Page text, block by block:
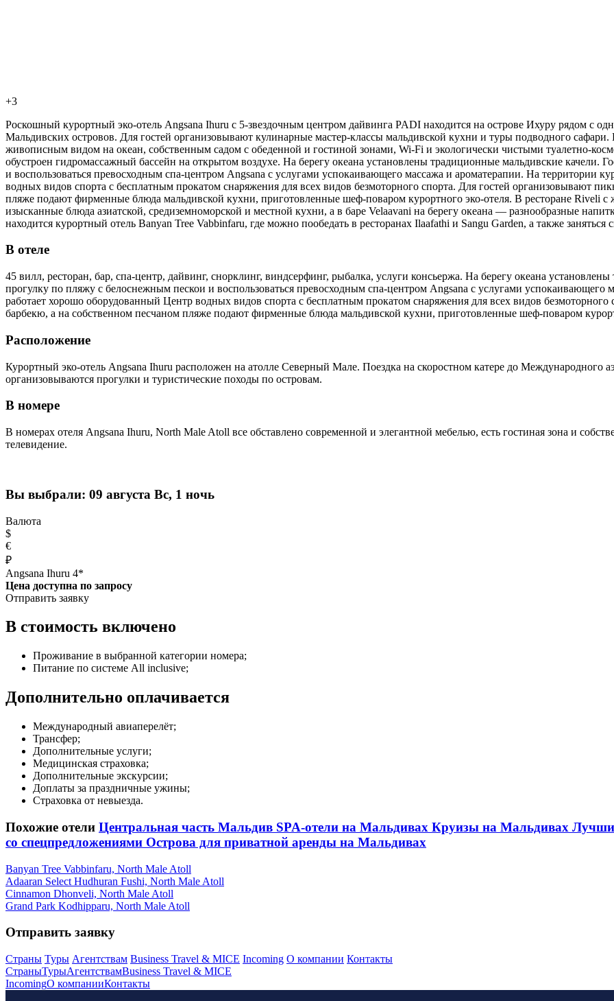
+3
Роскошный курортный эко-отель Angsana Ihuru с 5-звездочным центром дайвинга PADI находится на острове Ихуру рядом с
Мальдивских островов. Для гостей организовывают кулинарные мастер-классы мальдивской кухни и туры подводного
живописным видом на океан, собственным садом с обеденной и гостиной зонами, Wi-Fi и экологически чистыми туалетно-
обустроен гидромассажный бассейн на открытом воздухе. На берегу океана установлены традиционные мальдивские качели.
и воспользоваться превосходным спа-центром Angsana с услугами успокаивающего массажа и ароматерапии. На территории
водных видов спорта с бесплатным прокатом снаряжения для всех видов безмоторного спорта. Для гостей организовывают
пляже подают фирменные блюда мальдивской кухни, приготовленные шеф-поваром курортного эко-отеля. В ресторане Riveli
изысканные блюда азиатской, средиземноморской и местной кухни, а в баре Velaavani на берегу океана — разнообразные
находится курортный отель Banyan Tree Vabbinfaru, где можно пообедать в ресторанах Ilaafathi и Sangu Garden, а также
В отеле
45 вилл, ресторан, бар, спа-центр, дайвинг, снорклинг, виндсерфинг, рыбалка, услуги консьержа. На берегу океана
прогулку по пляжу с белоснежным пескои и воспользоваться превосходным спа-центром Angsana с услугами успокаивающего
работает хорошо оборудованный Центр водных видов спорта с бесплатным прокатом снаряжения для всех видов
барбекю, а на собственном песчаном пляже подают фирменные блюда мальдивской кухни, приготовленные шеф-поваром
Расположение
Курортный эко-отель Angsana Ihuru расположен на атолле Северный Мале. Поездка на скоростном катере до Международного
организовываются прогулки и туристические походы по островам.
В номере
В номерах отеля Angsana Ihuru, North Male Atoll все обставлено современной и элегантной мебелью, есть гостиная зона и
телевидение.
Вы выбрали: 09 августа Вс, 1 ночь
Валюта
$
€
₽
Angsana Ihuru 4*
Цена доступна по запросу
Отправить заявку
В стоимость включено
Проживание в выбранной категории номера;
Питание по системе All inclusive;
Дополнительно оплачивается
Международный авиаперелёт;
Трансфер;
Дополнительные услуги;
Медицинская страховка;
Дополнительные экскурсии;
Доплаты за праздничные ужины;
Страховка от невыезда.
Похожие отели Центральная часть Мальдив SPA-отели на Мальдивах Круизы на Мальдивах
со спецпредложениями Острова для приватной аренды на Мальдивах
Banyan Tree Vabbinfaru, North Male Atoll
Adaaran Select Hudhuran Fushi, North Male Atoll
Cinnamon Dhonveli, North Male Atoll
Grand Park Kodhipparu, North Male Atoll
Отправить заявку
Страны Туры Агентствам Business Travel & MICE Incoming О компании Контакты
СтраныТурыАгентствамBusiness Travel & MICE
IncomingО компанииКонтакты